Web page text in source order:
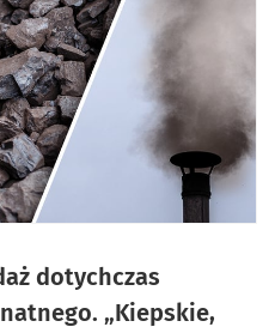
dotychczas
„Kiepskie,